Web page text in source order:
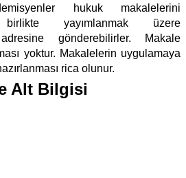
hukuk makalelerini
yayımlanmak üzere
gönderebilirler. Makale
yoktur. Makalelerin uygulamaya
rica olunur.
Alt Bilgisi